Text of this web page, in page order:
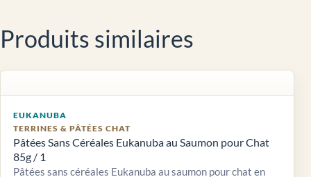
Produits similaires
EUKANUBA
TERRINES & PÂTÉES CHAT
Pâtées Sans Céréales Eukanuba au Saumon pour Chat
85g / 1
Pâtées sans céréales Eukanuba au saumon pour chat en